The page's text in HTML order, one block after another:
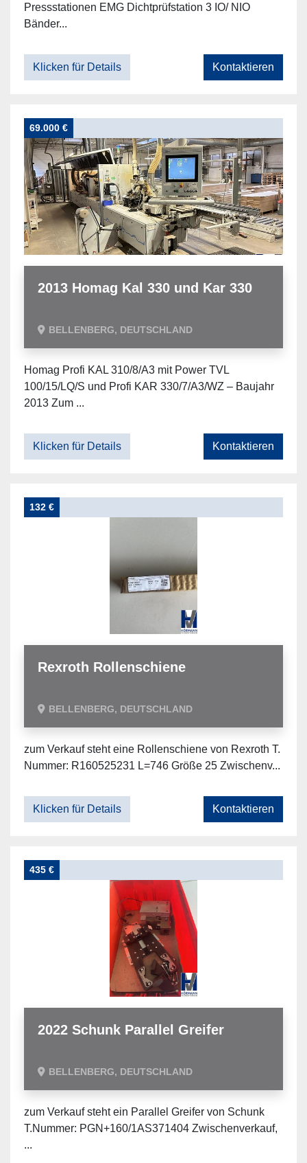
Pressstationen EMG Dichtprüfstation 3 IO/ NIO
Bänder...
Klicken für Details Kontaktieren
69.000 €
2013 Homag Kal 330 und Kar 330
BELLENBERG, DEUTSCHLAND
Homag Profi KAL 310/8/A3 mit Power TVL
100/15/LQ/S und Profi KAR 330/7/A3/WZ – Baujahr
2013 Zum ...
Klicken für Details Kontaktieren
132 €
Rexroth Rollenschiene
BELLENBERG, DEUTSCHLAND
zum Verkauf steht eine Rollenschiene von Rexroth T.
Nummer: R160525231 L=746 Größe 25 Zwischenv...
Klicken für Details Kontaktieren
435 €
2022 Schunk Parallel Greifer
BELLENBERG, DEUTSCHLAND
zum Verkauf steht ein Parallel Greifer von Schunk
T.Nummer: PGN+160/1AS371404 Zwischenverkauf,
...